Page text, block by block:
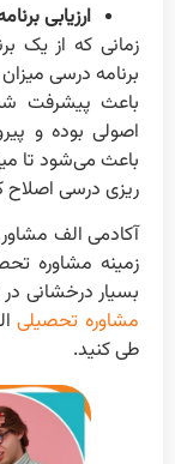
ارزیابی
زمانی که از یک
برنامه درسی
باعث پیشرفت
اصولی بوده و
باعث می‌شود تا
ریزی درسی اصلاح
آکادمی الف
زمینه مشاوره
بسیار درخشانی در
مشاوره تحصیلی
طی کنید.